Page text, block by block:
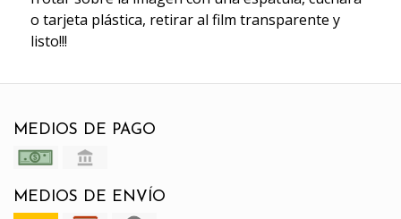
o tarjeta plástica, retirar al film transparente y
listo!!!
MEDIOS DE PAGO
MEDIOS DE ENVÍO